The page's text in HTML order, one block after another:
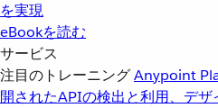
を実現
eBookを読む
サービス
注目のトレーニングAnypoint
開されたAPIの検出と利用、デ